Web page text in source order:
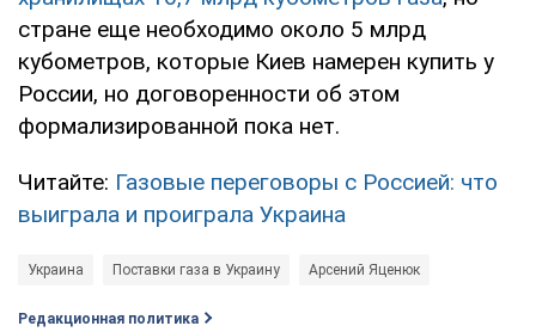
стране еще необходимо около 5 млрд
кубометров, которые Киев намерен купить у
России, но договоренности об этом
формализированной пока нет.
Читайте: Газовые переговоры с Россией: что
выиграла и проиграла Украина
Украина Поставки газа в Украину Арсений Яценюк
Редакционная политика